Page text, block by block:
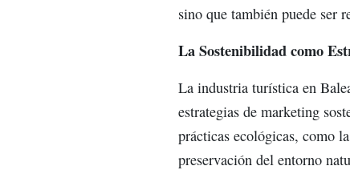
sino que también puede ser
La Sostenibilidad como
La industria turística en
estrategias de marketing
prácticas ecológicas, como
preservación del entorno